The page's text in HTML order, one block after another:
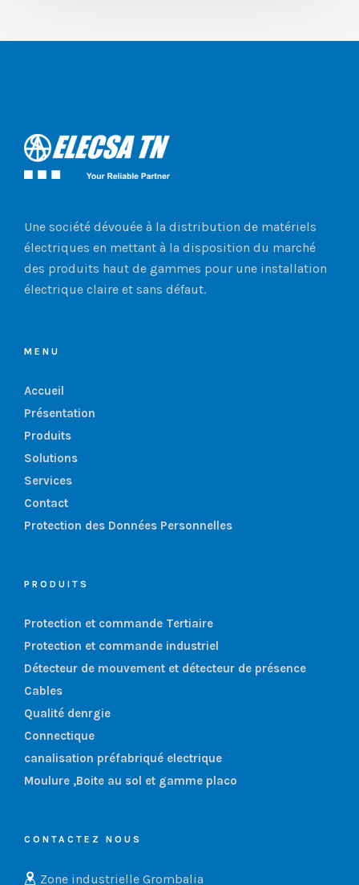
Une société dévouée à la distribution de matériels
électriques en mettant à la disposition du marché
des produits haut de gammes pour une installation
électrique claire et sans défaut.
MENU
Accueil
Présentation
Produits
Solutions
Services
Contact
Protection des Données Personnelles
PRODUITS
Protection et commande Tertiaire
Protection et commande industriel
Détecteur de mouvement et détecteur de présence
Cables
Qualité denrgie
Connectique
canalisation préfabriqué electrique
Moulure ,Boite au sol et gamme placo
CONTACTEZ NOUS
Zone industrielle Grombalia